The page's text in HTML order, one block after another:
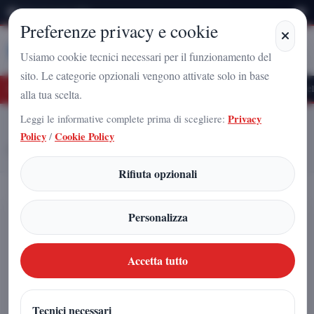
Sabato 8 Agosto 2026
StampaCampania
Nazionale a Caserta: l'uomo che sta costruendo il radicamento del
Home
Articoli
A Piacenza cresce il Comitato Costituente Futuro Nazionale Vannacci
346: forte partecipazione e focus sui giovani
A Piacenza cresce il Comitato
Costituente Futuro Nazionale
Vannacci 346: forte partecipazione e
focus sui giovani
Preferenze privacy e cookie
Usiamo cookie tecnici necessari per il funzionamento del
sito. Le categorie opzionali vengono attivate solo in base
alla tua scelta.
Leggi le informative complete prima di scegliere: Privacy
Policy / Cookie Policy
Rifiuta opzionali
Personalizza
Accetta tutto
Tecnici necessari